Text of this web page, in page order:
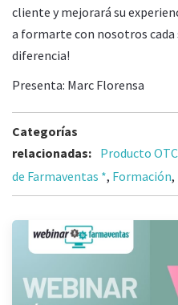
cliente y mejorará su
a formarte con nosotros cada
diferencia!
Presenta: Marc Florensa
Categorías
relacionadas: Producto OTC
de Farmaventas *, Formación,